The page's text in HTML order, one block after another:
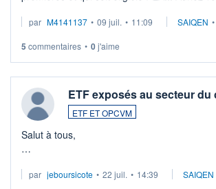
par M4141137 • 09 juil. • 11:09 SAIQEN •
5 commentaires • 0j'aime
ETF exposés au secteur
ETF ET OPCVM
Salut à tous,
via un ETF plutôt que des actions
par jeboursicote • 22 juil. • 14:39 SAIQEN